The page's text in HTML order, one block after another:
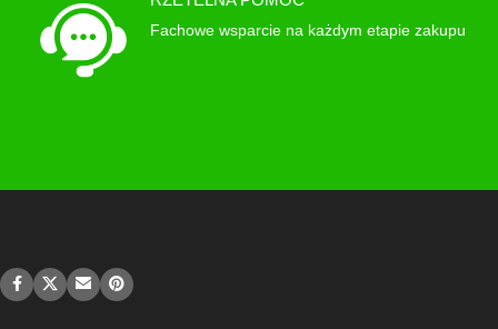
Fachowe wsparcie na każdym etapie zakupu